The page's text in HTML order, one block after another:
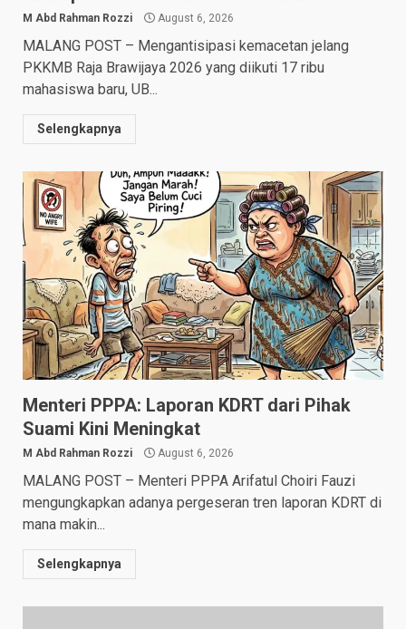
M Abd Rahman Rozzi August 6, 2026
MALANG POST – Mengantisipasi kemacetan jelang
PKKMB Raja Brawijaya 2026 yang diikuti 17 ribu
mahasiswa baru, UB...
Selengkapnya
Menteri PPPA: Laporan KDRT dari Pihak
Suami Kini Meningkat
M Abd Rahman Rozzi August 6, 2026
MALANG POST – Menteri PPPA Arifatul Choiri Fauzi
mengungkapkan adanya pergeseran tren laporan KDRT di
mana makin...
Selengkapnya